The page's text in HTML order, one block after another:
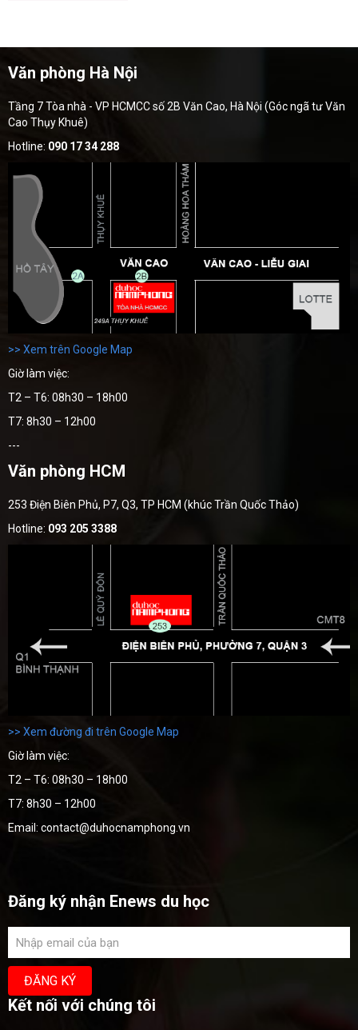
Văn phòng Hà Nội
Tầng 7 Tòa nhà - VP HCMCC số 2B Văn Cao, Hà Nội (Góc ngã tư Văn
Cao Thụy Khuê)
Hotline: 090 17 34 288
>> Xem trên Google Map
Giờ làm việc:
T2 – T6: 08h30 – 18h00
T7: 8h30 – 12h00
---
Văn phòng HCM
253 Điện Biên Phủ, P7, Q3, TP HCM (khúc Trần Quốc Thảo)
Hotline: 093 205 3388
>> Xem đường đi trên Google Map
Giờ làm việc:
T2 – T6: 08h30 – 18h00
T7: 8h30 – 12h00
Email: contact@duhocnamphong.vn
Đăng ký nhận Enews du học
Kết nối với chúng tôi